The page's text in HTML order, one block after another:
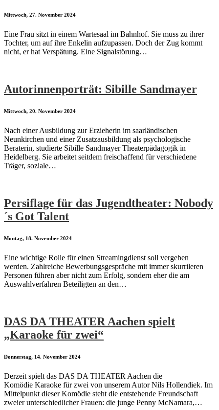
Mittwoch, 27. November 2024
Eine Frau sitzt in einem Wartesaal im Bahnhof. Sie muss zu ihrer
Tochter, um auf ihre Enkelin aufzupassen. Doch der Zug kommt
nicht, er hat Verspätung. Eine Signalstörung…
Autorinnenporträt: Sibille Sandmayer
Mittwoch, 20. November 2024
Nach einer Ausbildung zur Erzieherin im saarländischen
Neunkirchen und einer Zusatzausbildung als psychologische
Beraterin, studierte Sibille Sandmayer Theaterpädagogik in
Heidelberg. Sie arbeitet seitdem freischaffend für verschiedene
Träger, soziale…
Persiflage für das Jugendtheater: Nobody
´s Got Talent
Montag, 18. November 2024
Eine wichtige Rolle für einen Streamingdienst soll vergeben
werden. Zahlreiche Bewerbungsgespräche mit immer skurrileren
Personen führen aber nicht zum Erfolg, sondern eher die am
Auswahlverfahren Beteiligten an den…
DAS DA THEATER Aachen spielt
„Karaoke für zwei“
Donnerstag, 14. November 2024
Derzeit spielt das DAS DA THEATER Aachen die
Komödie Karaoke für zwei von unserem Autor Nils Hollendiek. Im
Mittelpunkt dieser Komödie steht die entstehende Freundschaft
zweier unterschiedlicher Frauen: die junge Penny McNamara,…